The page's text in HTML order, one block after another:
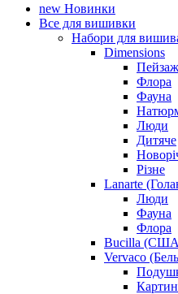
new Новинки
Все для вишивки
Набори для
Dimensions
Флора
Фауна
Люди
Дитяче
Різне
Lanarte
Люди
Фауна
Флора
Bucilla
Vervaco